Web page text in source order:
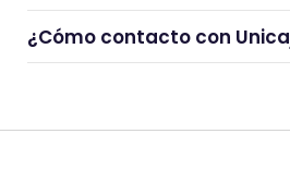
¿Cómo contacto con